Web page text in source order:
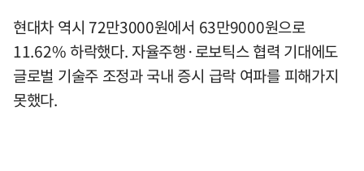
현대차 역시 72만3000원에서 63만9000원으로
11.62% 하락했다. 자율주행·로보틱스 협력 기대에도
글로벌 기술주 조정과 국내 증시 급락 여파를 피해가지
못했다.